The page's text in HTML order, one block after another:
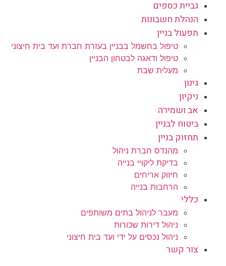
גביית כספים
הנהלת חשבונות
תפעול בניין
טיפול בחשמל בבניין בעזרת חברת ועד בית חיצוני
טיפול ודאגה לבטחון הבניין
מעלית שבת
גינון
ניקיון
אב ושמירה
ביטוח לבניין
תחזוק בניין
מהנדס חברת ניהול
בדיקת ליקויי בנייה
חיזוק אריחים
הרחבות בנייה
כללי
מעבר לניהול בתים משותפים
ניהול דירות שכורות
ניהול נכסים על ידי ועד בית חיצוני
צור קשר